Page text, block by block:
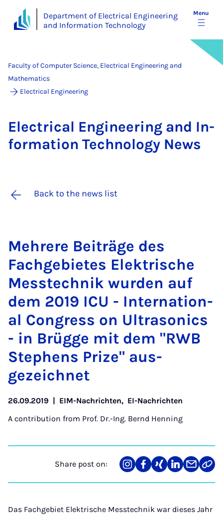
Department of Electrical Engineering
and Information Technology
Menu
Faculty of Computer Science, Electrical Engineering and
Mathematics
Electrical Engineering
Elec­tric­al En­gin­eer­ing and In­
form­a­tion Tech­no­logy News
Back to the news list
Mehr­ere Beiträge des
Fachge­bi­etes Elektrische
Mess­tech­nik wur­den auf
dem 2019 ICU - In­ter­na­tion­
al Con­gress on Ul­tra­son­ics
- in Brügge mit dem "RWB
Steph­ens Prize" aus­
gezeich­net
26.09.2019 | EIM-Nachrichten, EI-Nachrichten
A contribution from Prof. Dr.-Ing. Bernd Henning
Share post on:
Share
on
Teilen
auf
Teilen
auf
Teilen
auf
Teilen
über
Mail
Link
Das Fachgebiet Elektrische Messtechnik war dieses Jahr